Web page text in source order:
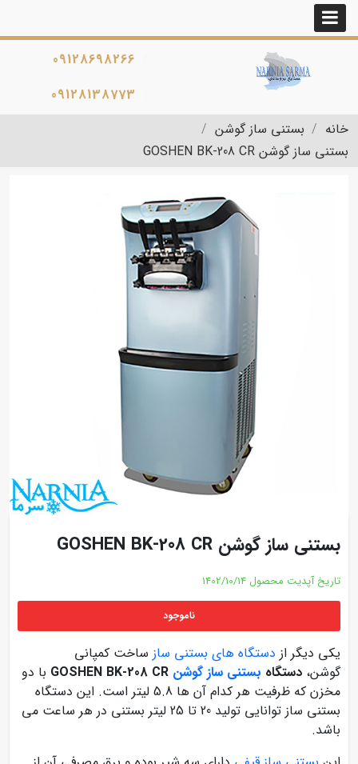
09128698266
09128138773
خانه
بستنی ساز گوشن
بستنی ساز گوشن GOSHEN BK-208 CR
بستنی ساز گوشن GOSHEN BK-208 CR
تاریخ آپدیت محصول 1402/10/14
ناموجود
یکی دیگر از دستگاه های بستنی ساز ساخت کمپانی
گوشن، دستگاه بستنی ساز گوشن
با دو
مخزن که ظرفیت هر کدام آن ها 5.8 لیتر است. این دستگاه
بستنی ساز توانایی تولید 20 تا 25 لیتر بستنی در هر ساعت می
باشد.